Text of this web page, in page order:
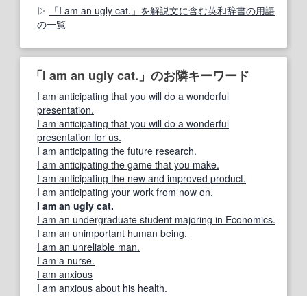
「I am an ugly cat.」を解説文に含む英和辞書の用語
の一覧
「I am an ugly cat.」のお隣キーワード
I am anticipating that you will do a wonderful
presentation.
I am anticipating that you will do a wonderful
presentation for us.
I am anticipating the future research.
I am anticipating the game that you make.
I am anticipating the new and improved product.
I am anticipating your work from now on.
I am an ugly cat.
I am an undergraduate student majoring in Economics.
I am an unimportant human being.
I am an unreliable man.
I am a nurse.
I am anxious
I am anxious about his health.